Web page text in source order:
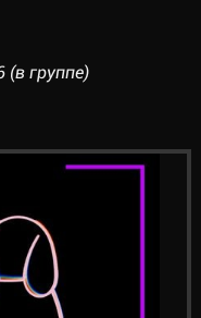
(в группе)